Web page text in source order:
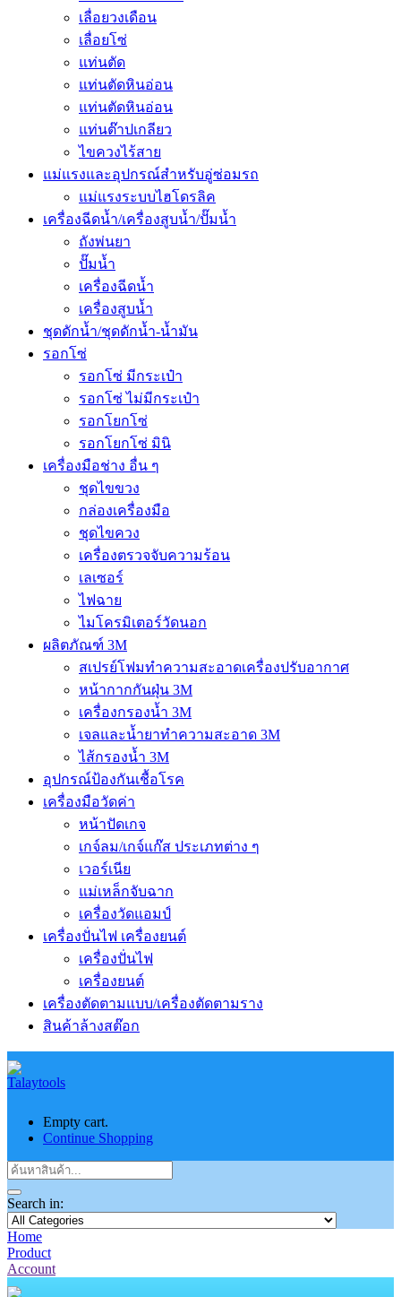
เลื่อยวงเดือน
เลื่อยโซ่
แท่นตัด
แท่นตัดหินอ่อน
แท่นตัดหินอ่อน
แท่นต๊าปเกลียว
ไขควงไร้สาย
แม่แรงและอุปกรณ์สำหรับอู่ซ่อมรถ
แม่แรงระบบไฮโดรลิค
เครื่องฉีดน้ำ/เครื่องสูบน้ำ/ปั๊มน้ำ
ถังพ่นยา
ปั๊มน้ำ
เครื่องฉีดน้ำ
เครื่องสูบน้ำ
ชุดดักน้ำ/ชุดดักน้ำ-น้ำมัน
รอกโซ่
รอกโซ่ มีกระเป๋า
รอกโซ่ ไม่มีกระเป๋า
รอกโยกโซ่
รอกโยกโซ่ มินิ
เครื่องมือช่าง อื่น ๆ
ชุดไขขวง
กล่องเครื่องมือ
ชุดไขควง
เครื่องตรวจจับความร้อน
เลเซอร์
ไฟฉาย
ไมโครมิเตอร์วัดนอก
ผลิตภัณฑ์ 3M
สเปรย์โฟมทำความสะอาดเครื่องปรับอากาศ
หน้ากากกันฝุ่น 3M
เครื่องกรองน้ำ 3M
เจลและน้ำยาทำความสะอาด 3M
ไส้กรองน้ำ 3M
อุปกรณ์ป้องกันเชื้อโรค
เครื่องมือวัดค่า
หน้าปัดเกจ
เกจ์ลม/เกจ์แก๊ส ประเภทต่าง ๆ
เวอร์เนีย
แม่เหล็กจับฉาก
เครื่องวัดแอมป์
เครื่องปั่นไฟ เครื่องยนต์
เครื่องปั่นไฟ
เครื่องยนต์
เครื่องตัดตามแบบ/เครื่องตัดตามราง
สินค้าล้างสต๊อก
Empty cart.
Continue Shopping
Search in:
Home
Product
Account